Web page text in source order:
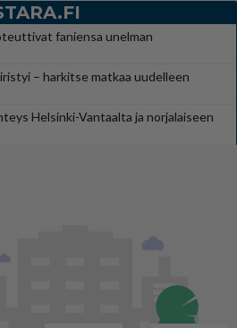
faniensa unelman
– harkitse matkaa uudelleen
Helsinki-Vantaalta ja norjalaiseen